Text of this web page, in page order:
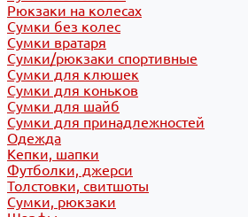
Рюкзаки на колесах
Сумки без колес
Сумки вратаря
Сумки/рюкзаки спортивные
Сумки для клюшек
Сумки для коньков
Сумки для шайб
Сумки для принадлежностей
Одежда
Кепки, шапки
Футболки, джерси
Толстовки, свитшоты
Сумки, рюкзаки